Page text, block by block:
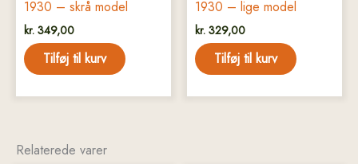
1930 – skrå model
kr. 349,00
Tilføj til kurv
1930 – lige model
kr. 329,00
Tilføj til kurv
Relaterede varer